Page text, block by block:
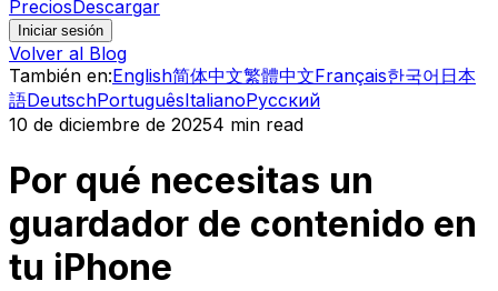
PreciosDescargar
Iniciar sesión
Volver al Blog
También en:English简体中文繁體中文Français한국어 日本
語DeutschPortuguêsItalianoРусский
10 de diciembre de 20254 min read
Por qué necesitas un
guardador de contenido en
tu iPhone